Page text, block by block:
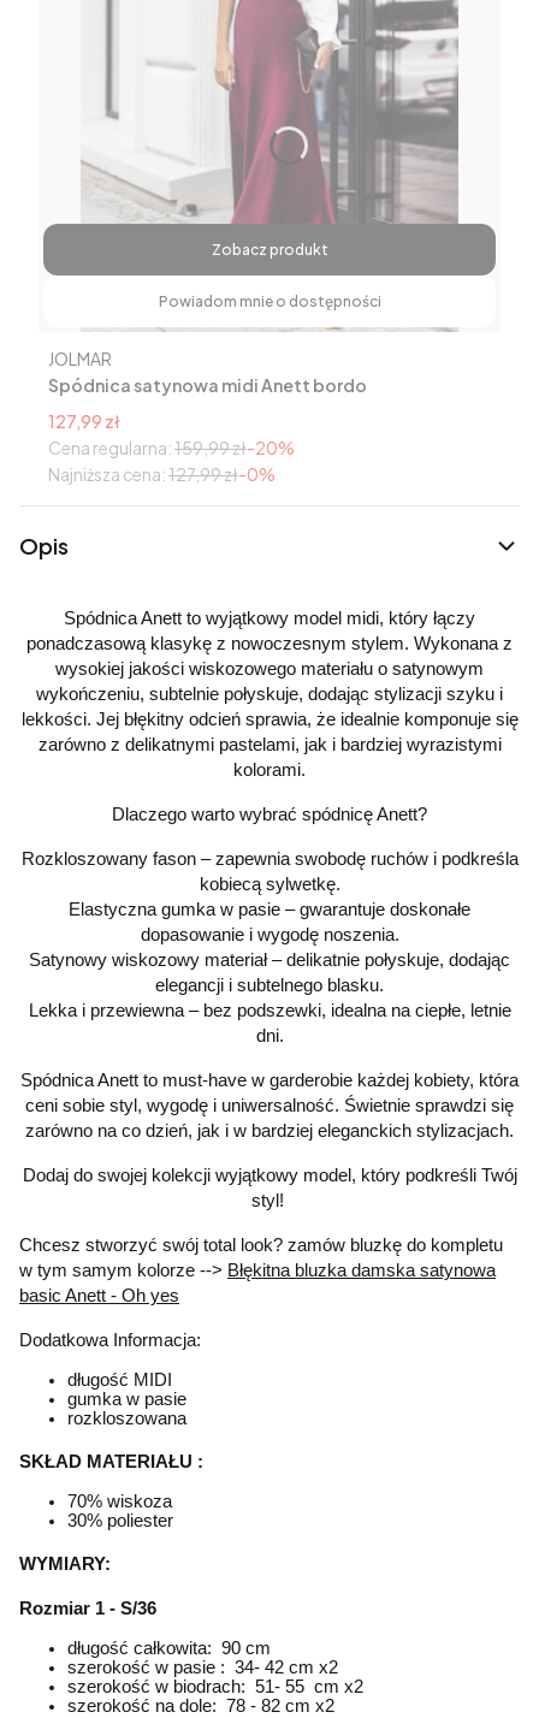
Zobacz produkt
Powiadom mnie o dostępności
Spódnica satynowa midi Anett bordo
Producent
JOLMAR
Cena promocyjna
127,99 zł
Cena regularna:159,99 zł-20%
Najniższa cena:127,99 zł-0%
Opis
Spódnica Anett to wyjątkowy model midi, który łączy
ponadczasową klasykę z nowoczesnym stylem. Wykonana z
wysokiej jakości wiskozowego materiału o satynowym
wykończeniu, subtelnie połyskuje, dodając stylizacji szyku i
lekkości. Jej błękitny odcień sprawia, że idealnie komponuje się
zarówno z delikatnymi pastelami, jak i bardziej wyrazistymi
kolorami.
Dlaczego warto wybrać spódnicę Anett?
Rozkloszowany fason – zapewnia swobodę ruchów i podkreśla
kobiecą sylwetkę.
Elastyczna gumka w pasie – gwarantuje doskonałe
dopasowanie i wygodę noszenia.
Satynowy wiskozowy materiał – delikatnie połyskuje, dodając
elegancji i subtelnego blasku.
Lekka i przewiewna – bez podszewki, idealna na ciepłe, letnie
dni.
Spódnica Anett to must-have w garderobie każdej kobiety, która
ceni sobie styl, wygodę i uniwersalność. Świetnie sprawdzi się
zarówno na co dzień, jak i w bardziej eleganckich stylizacjach.
Dodaj do swojej kolekcji wyjątkowy model, który podkreśli Twój
styl!
Chcesz stworzyć swój total look? zamów bluzkę do kompletu
w tym samym kolorze --> Błękitna bluzka damska satynowa
basic Anett - Oh yes
Dodatkowa Informacja:
długość MIDI
gumka w pasie
rozkloszowana
SKŁAD MATERIAŁU :
70% wiskoza
30% poliester
WYMIARY:
Rozmiar 1 - S/36
długość całkowita: 90 cm
szerokość w pasie : 34- 42 cm x2
szerokość w biodrach: 51- 55 cm x2
szerokość na dole: 78 - 82 cm x2